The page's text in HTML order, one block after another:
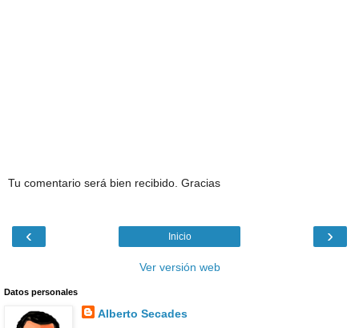
Tu comentario será bien recibido. Gracias
‹ ›
Inicio
Ver versión web
Datos personales
Alberto Secades